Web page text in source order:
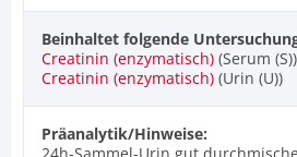
Beinhaltet folgende
Creatinin (enzymatisch) (Serum (S))
Creatinin (enzymatisch) (Urin (U))
Präanalytik/Hinweise: